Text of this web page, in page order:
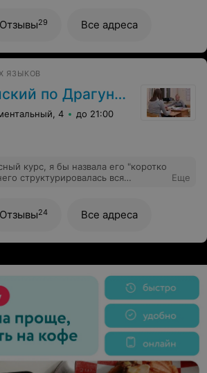
к каждому, мотивация.
обратная связь. Ребенок идет
Любит выполнять задания,
придуманы тематические
и для более продвинутых!
к каждому ребенку!
Отзывы29 Все адреса
ЯЗЫКОВ
по Драгункину
4 до 21:00
курс, я бы назвала его "коротко
структурировалась вся
Рекомендую!!!!
Еще
Отзывы24 Все адреса